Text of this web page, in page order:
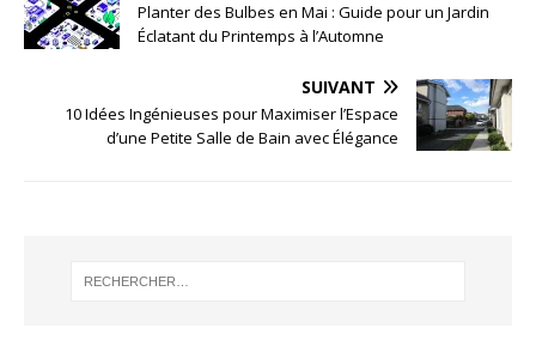
Planter des Bulbes en Mai : Guide pour un Jardin
Éclatant du Printemps à l’Automne
SUIVANT
10 Idées Ingénieuses pour Maximiser l’Espace
d’une Petite Salle de Bain avec Élégance